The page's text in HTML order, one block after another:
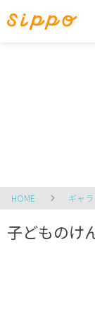
HOME ギャ
子どものけ